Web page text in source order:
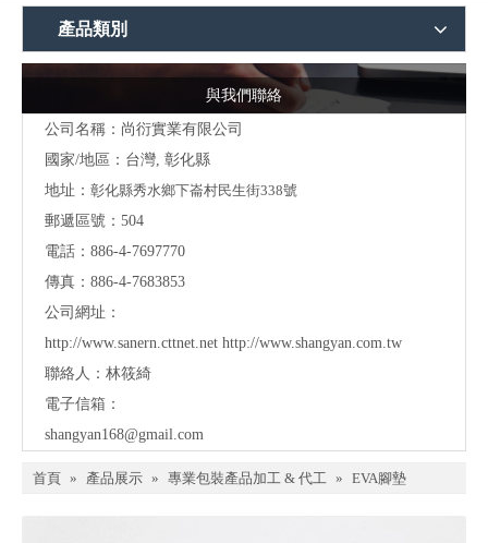
產品類別
與我們聯絡
公司名稱：尚衍實業有限公司
國家/地區：台灣, 彰化縣
地址： 彰化縣秀水鄉下崙村民生街338號
郵遞區號：504
電話：886-4-7697770
傳真：886-4-7683853
公司網址：
http://www.sanern.cttnet.net http://www.shangyan.com.tw
聯絡人：林筱綺
電子信箱：
shangyan168@gmail.com
首頁 » 產品展示 » 專業包裝產品加工 & 代工 » EVA腳墊